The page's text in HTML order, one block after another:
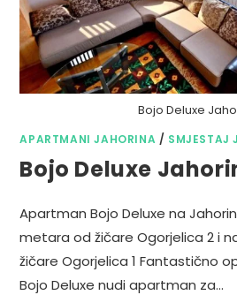
Bojo Deluxe
APARTMANI JAHORINA / SMJESTAJ
Bojo Deluxe
Apartman Bojo Deluxe na
metara od žičare Ogorjelica 2 i
žičare Ogorjelica 1 Fantastično
Bojo Deluxe nudi apartman za…